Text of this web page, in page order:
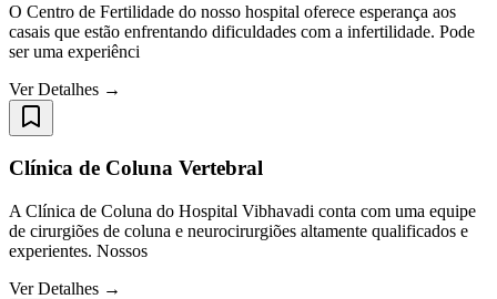
O Centro de Fertilidade do nosso hospital oferece esperança aos
casais que estão enfrentando dificuldades com a infertilidade. Pode
ser uma experiênci
Ver Detalhes →
Clínica de Coluna Vertebral
A Clínica de Coluna do Hospital Vibhavadi conta com uma equipe
de cirurgiões de coluna e neurocirurgiões altamente qualificados e
experientes. Nossos
Ver Detalhes →